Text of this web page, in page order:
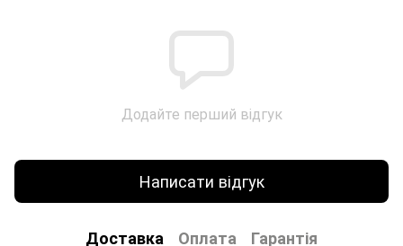
Додайте перший відгук
Написати відгук
Доставка Оплата Гарантія